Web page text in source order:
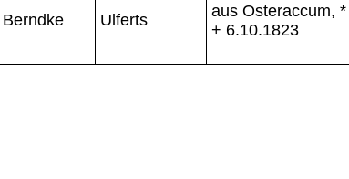
Berndke Ulferts
aus Osteraccum,
+ 6.10.1823